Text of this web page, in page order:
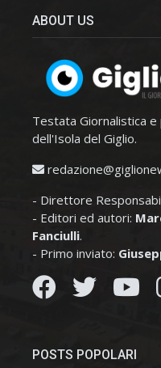
ABOUT US
Testata Giornalistica
dell'Isola del Giglio.
- Direttore
- Editori ed autori:
Fanciulli.
- Primo inviato:
POSTS POPOLARI